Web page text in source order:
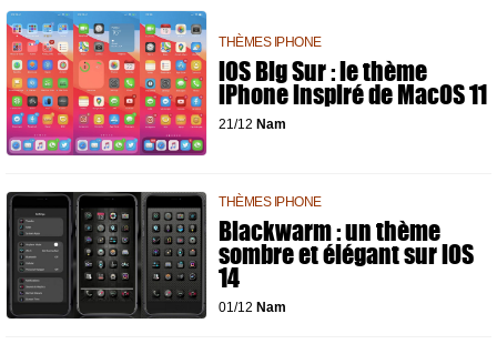
THÈMES IPHONE
iOS Big Sur : le thème
iPhone inspiré de MacOS 11
21/12 Nam
THÈMES IPHONE
Blackwarm : un thème
sombre et élégant sur iOS
14
01/12 Nam